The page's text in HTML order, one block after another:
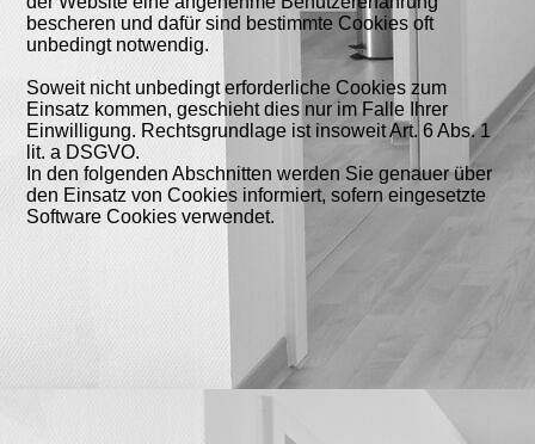
bescheren und dafür sind bestimmte Cookies oft
unbedingt notwendig.
Soweit nicht unbedingt erforderliche Cookies zum
Einsatz kommen, geschieht dies nur im Falle Ihrer
Einwilligung. Rechtsgrundlage ist insoweit Art. 6 Abs. 1
lit. a DSGVO.
In den folgenden Abschnitten werden Sie genauer über
den Einsatz von Cookies informiert, sofern eingesetzte
Software Cookies verwendet.